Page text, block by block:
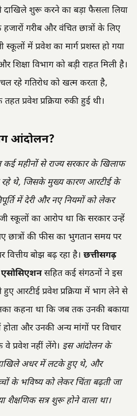
शुरू करने का बड़ा फैसला लिया
गरीब और वंचित छात्रों के लिए
में प्रवेश का मार्ग प्रशस्त हो गया
विभाग को बड़ी राहत मिली है।
रहे गतिरोध को खत्म करता है,
प्रवेश प्रक्रिया रुकी हुई थी।
आंदोलन?
कई महीनों से राज्य सरकार के खिलाफ
थे, जिसके मुख्य कारण आरटीई के
में देरी और नए नियमों को लेकर
स्कूलों का आरोप था कि सरकार उन्हें
छात्रों की फीस का भुगतान समय पर
बोझ बढ़ रहा है। छत्तीसगढ़
सहित कई संगठनों ने इस
आरटीई प्रवेश प्रक्रिया में भाग लेने से
कहना था कि जब तक उनकी बकाया
होता और उनकी अन्य मांगों पर विचार
वे प्रवेश नहीं लेंगे। इस आंदोलन के
दाखिले अधर में लटके हुए थे, और
के भविष्य को लेकर चिंता बढ़ती जा
शैक्षणिक सत्र शुरू होने वाला था।